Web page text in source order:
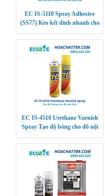
EC IS-5110 Spray Adhesive
(SS77) Keo kết dính nhanh cho
EC IS-4510 Urethane Varnish
Spray Tạo độ bóng cho đồ nội